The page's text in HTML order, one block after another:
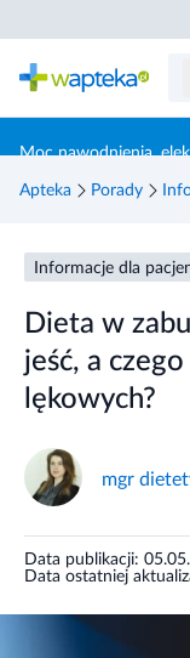
Moc nawodnienia,
Apteka Porady
Informacje dla
Dieta w
jeść, a
lękowych?
mgr
Data publikacji:
Data ostatniej